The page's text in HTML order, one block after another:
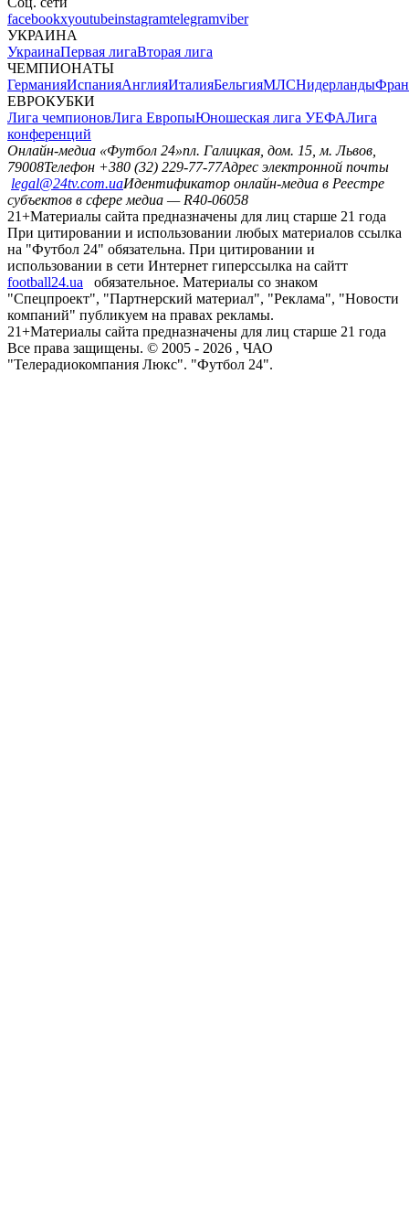
facebookxyoutubeinstagramtelegramviber
УКРАИНА
УкраинаПервая лигаВторая лига
ЧЕМПИОНАТЫ
ГерманияИспанияАнглияИталияБельгияМЛСНидерланды
ЕВРОКУБКИ
Лига чемпионовЛига ЕвропыЮношеская лига УЕФАЛига
конференций
Онлайн-медиа «Футбол 24»пл. Галицкая, дом. 15, м. Львов,
79008Телефон +380 (32) 229-77-77Адрес электронной почты
legal@24tv.com.uaИдентификатор онлайн-медиа в Реестре
субъектов в сфере медиа — R40-06058
21+Материалы сайта предназначены для лиц старше 21 года
При цитировании и использовании любых материалов ссылка
на "Футбол 24" обязательна. При цитировании и
использовании в сети Интернет гиперссылка на сайтт
football24.ua
обязательное. Материалы со знаком
"Спецпроект", "Партнерский материал", "Реклама", "Новости
компаний" публикуем на правах рекламы.
21+Материалы сайта предназначены для лиц старше 21 года
Все права защищены. © 2005 - 2026 , ЧАО
"Телерадиокомпания Люкс". "Футбол 24".